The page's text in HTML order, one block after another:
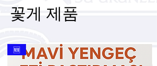
꽃게 제품
꽃게 제품
🆕